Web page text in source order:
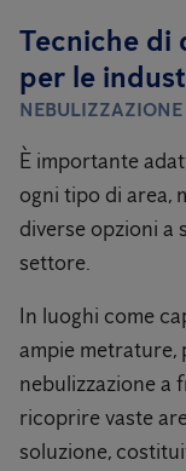
Tecniche di
per le
NEBULIZZAZIONE
È importante
ogni tipo di area,
diverse opzioni a
settore.
In luoghi come
ampie metrature,
nebulizzazione a
ricoprire vaste
soluzione,